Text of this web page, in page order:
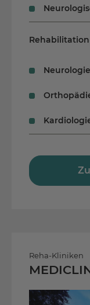
Rehabilitation
Neurologie
Reha-Kliniken